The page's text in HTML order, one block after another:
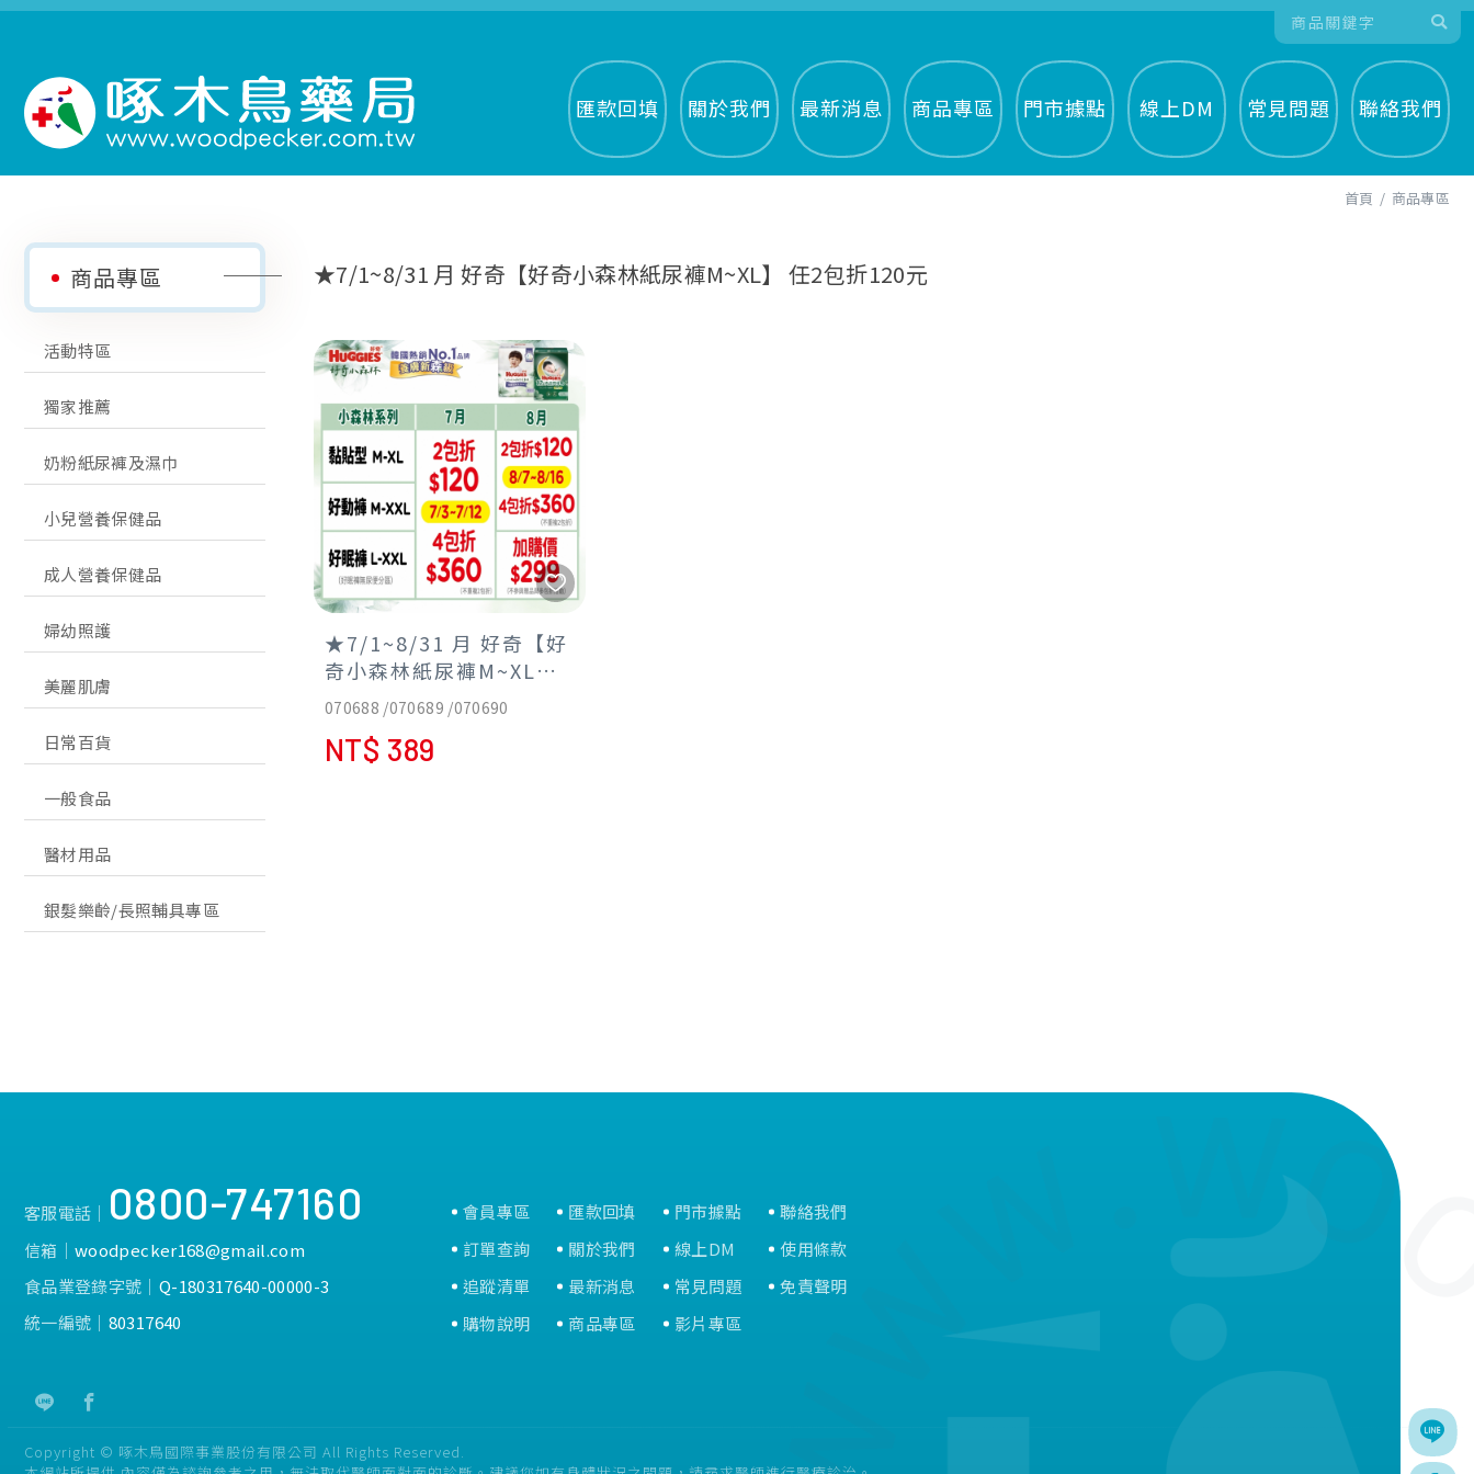
匯款回填 關於我們 最新消息 商品專區 門市據點 線上DM 常見問題 聯絡我們
首頁 商品專區
商品專區
活動特區
獨家推薦
奶粉紙尿褲及濕巾
小兒營養保健品
成人營養保健品
婦幼照護
美麗肌膚
日常百貨
一般食品
醫材用品
銀髮樂齡/長照輔具專區
★7/1~8/31 月 好奇【好奇小森林紙尿褲M~XL】 任2包折120元
★7/1~8/31 月 好奇【好
奇小森林紙尿褲M~XL】
任2包折120元 參加集點
兌換趣 任4包送好奇迪士
尼濕巾厚型70抽*2串
070688 /070689 /070690
NT$ 389
客服電話│ 0800-747160
信箱│woodpecker168@gmail.com
食品業登錄字號│ Q-180317640-00000-3
統一編號│ 80317640
會員專區
訂單查詢
追蹤清單
購物說明
匯款回填
關於我們
最新消息
商品專區
門市據點
線上DM
常見問題
影片專區
聯絡我們
使用條款
免責聲明
Copyright © 啄木鳥國際事業股份有限公司 All Rights Reserved.